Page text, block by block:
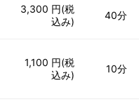
3,300 円(税
込み)
40分
1,100 円(税
込み)
10分